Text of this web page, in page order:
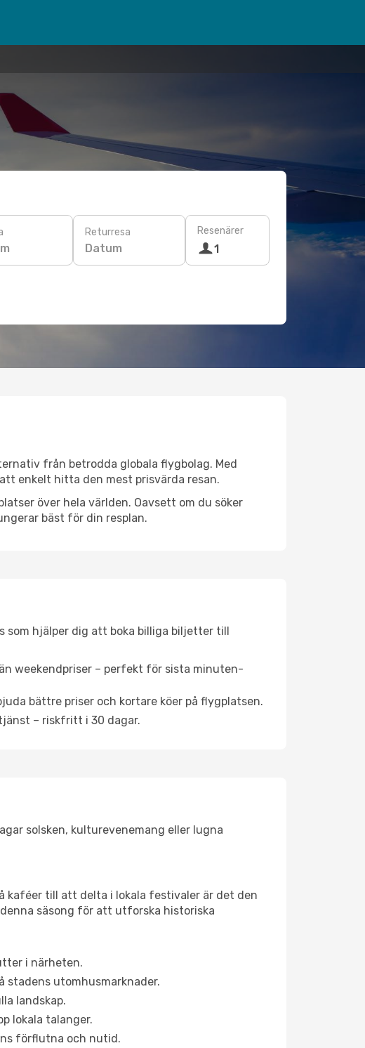
Returresa
Datum
Resenärer
1
från betrodda globala flygbolag. Med
enkelt hitta den mest prisvärda resan.
över hela världen. Oavsett om du söker
bäst för din resplan.
som hjälper dig att boka billiga biljetter till
weekendpriser – perfekt för sista minuten-
bättre priser och kortare köer på flygplatsen.
– riskfritt i 30 dagar.
solsken, kulturevenemang eller lugna
kaféer till att delta i lokala festivaler är det den
säsong för att utforska historiska
i närheten.
stadens utomhusmarknader.
landskap.
lokala talanger.
förflutna och nutid.